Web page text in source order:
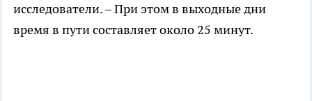
исследователи. – При этом в выходные дни
время в пути составляет около 25 минут.